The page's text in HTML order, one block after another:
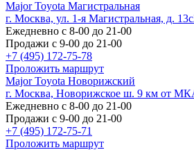
Major Toyota Магистральная
г. Москва, ул. 1-я Магистральная, д.
Ежедневно с 8-00 до 21-00
Продажи с 9-00 до 21-00
+7 (495) 172-75-78
Проложить маршрут
Major Toyota Новорижский
г. Москва, Новорижское ш. 9 км от
Ежедневно с 8-00 до 21-00
Продажи с 9-00 до 21-00
+7 (495) 172-75-71
Проложить маршрут